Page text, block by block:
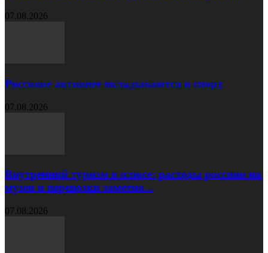
07.08.2026
Россияне активнее вкладываются в спорт
07.08.2026
Внутренний туризм в плюсе: расходы россиян на
музеи и перевозки заметно...
07.08.2026